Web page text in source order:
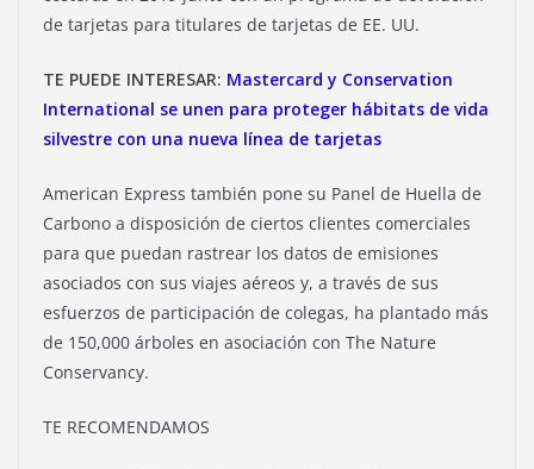
de tarjetas para titulares de tarjetas de EE. UU.
TE PUEDE INTERESAR: Mastercard y Conservation
International se unen para proteger hábitats de vida
silvestre con una nueva línea de tarjetas
American Express también pone su Panel de Huella de
Carbono a disposición de ciertos clientes comerciales
para que puedan rastrear los datos de emisiones
asociados con sus viajes aéreos y, a través de sus
esfuerzos de participación de colegas, ha plantado más
de 150,000 árboles en asociación con The Nature
Conservancy.
TE RECOMENDAMOS